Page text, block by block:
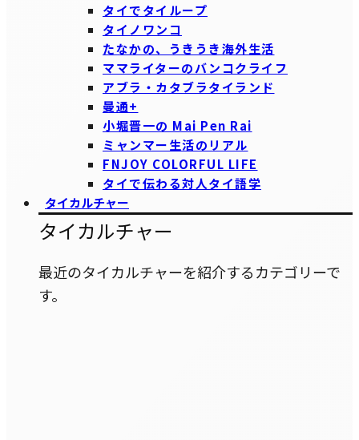
タイでタイループ
タイノワンコ
たなかの、うきうき海外生活
ママライターのバンコクライフ
アブラ・カタブラタイランド
曼通+
小堀晋一の Mai Pen Rai
ミャンマー生活のリアル
FNJOY COLORFUL LIFE
タイで伝わる対人タイ語学
タイカルチャー
タイカルチャー
最近のタイカルチャーを紹介するカテゴリーで
す。